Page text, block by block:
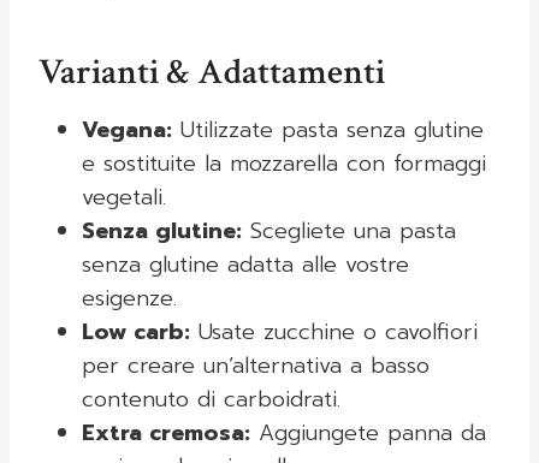
Varianti & Adattamenti
Vegana: Utilizzate pasta senza glutine
e sostituite la mozzarella con formaggi
vegetali.
Senza glutine: Scegliete una pasta
senza glutine adatta alle vostre
esigenze.
Low carb: Usate zucchine o cavolfiori
per creare un’alternativa a basso
contenuto di carboidrati.
Extra cremosa: Aggiungete panna da